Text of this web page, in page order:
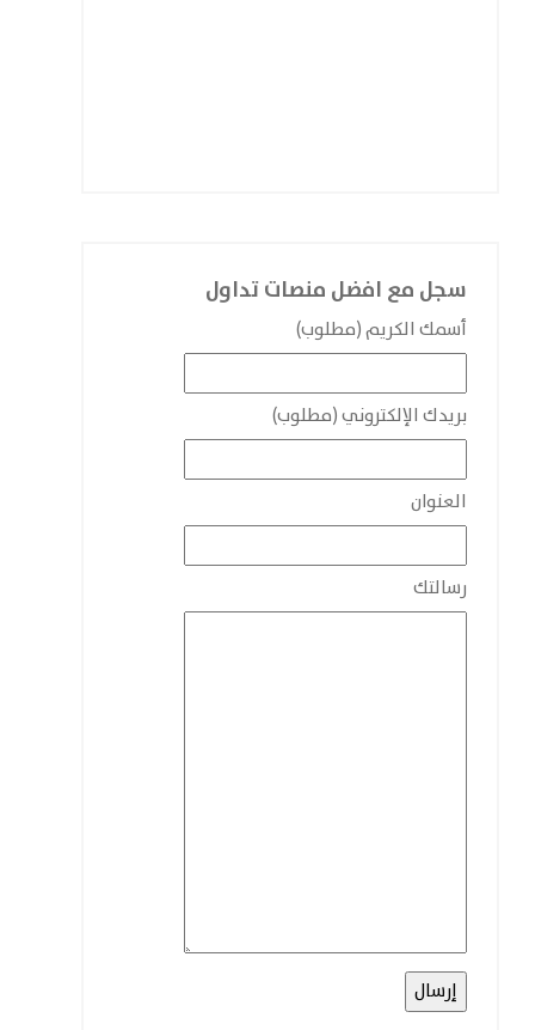
سجل مع افضل منصات تداول
أسمك الكريم (مطلوب)
بريدك الإلكتروني (مطلوب)
العنوان
رسالتك